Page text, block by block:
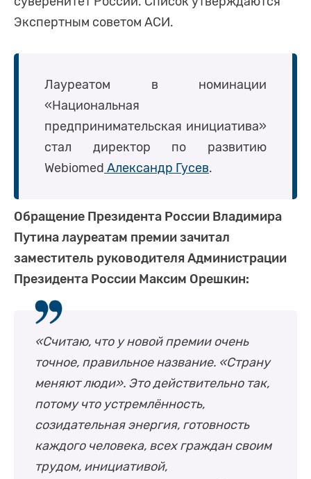
Экспертным советом АСИ.
Лауреатом в номинации
«Национальная
предпринимательская инициатива»
стал директор по развитию
Webiomed Александр Гусев.
Обращение Президента России Владимира
Путина лауреатам премии зачитал
заместитель руководителя Администрации
Президента России Максим Орешкин:
«Считаю, что у новой премии очень
точное, правильное название. «Страну
меняют люди». Это действительно так,
потому что устремлённость,
созидательная энергия, готовность
каждого человека, всех граждан своим
трудом, инициативой,